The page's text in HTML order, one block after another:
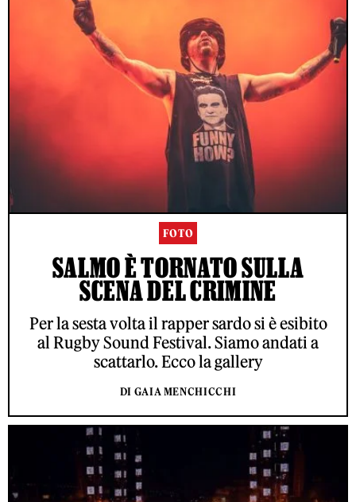
FOTO
SALMO È TORNATO SULLA
SCENA DEL CRIMINE
Per la sesta volta il rapper sardo si è esibito
al Rugby Sound Festival. Siamo andati a
scattarlo. Ecco la gallery
DI GAIA MENCHICCHI